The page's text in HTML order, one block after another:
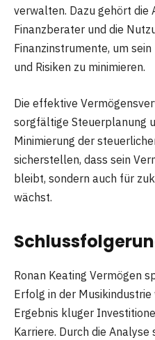
verwalten. Dazu gehört
Finanzberater und die
Finanzinstrumente, um
und Risiken zu minimieren.
Die effektive
sorgfältige Steuerplanung
Minimierung der
sicherstellen, dass sein
bleibt, sondern auch für
wächst.
Ronan Keating Vermögen
Erfolg in der Musikindustrie
Ergebnis kluger
Karriere. Durch die